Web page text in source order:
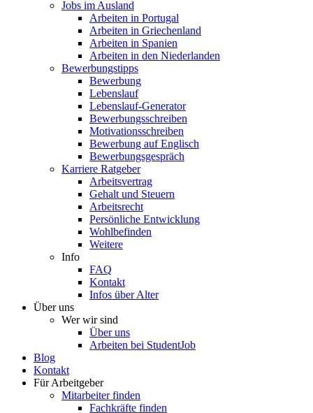
Jobs im Ausland
Arbeiten in Portugal
Arbeiten in Griechenland
Arbeiten in Spanien
Arbeiten in den Niederlanden
Bewerbungstipps
Bewerbung
Lebenslauf
Lebenslauf-Generator
Bewerbungsschreiben
Motivationsschreiben
Bewerbung auf Englisch
Bewerbungsgespräch
Karriere Ratgeber
Arbeitsvertrag
Gehalt und Steuern
Arbeitsrecht
Persönliche Entwicklung
Wohlbefinden
Weitere
Info
FAQ
Kontakt
Infos über Alter
Über uns
Wer wir sind
Über uns
Arbeiten bei StudentJob
Blog
Kontakt
Für Arbeitgeber
Mitarbeiter finden
Fachkräfte finden